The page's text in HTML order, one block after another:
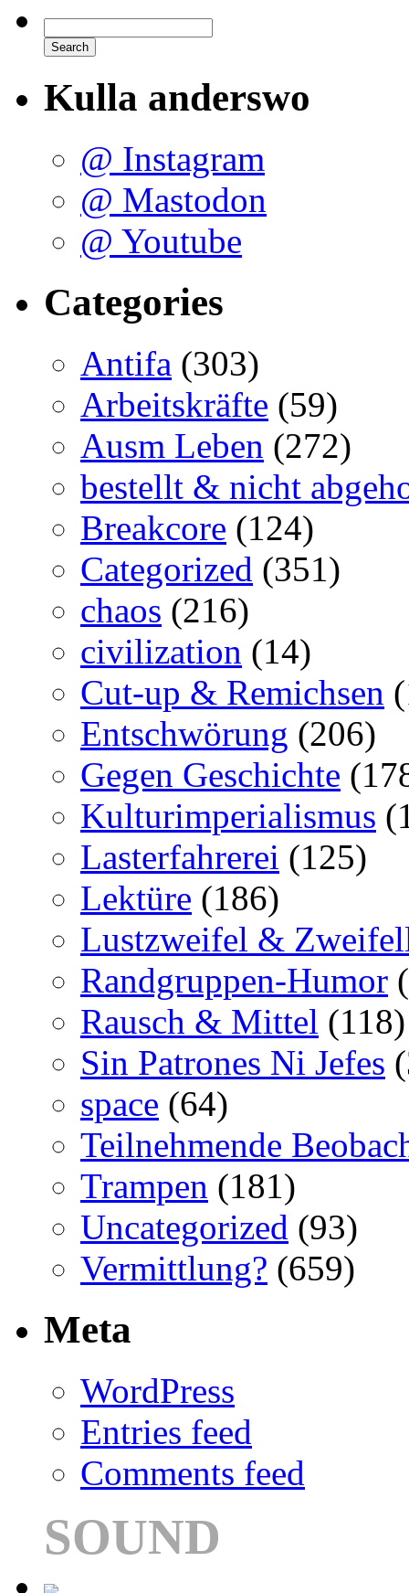
Kulla anderswo
@ Instagram
@ Mastodon
@ Youtube
Categories
Antifa (303)
Arbeitskräfte (59)
Ausm Leben (272)
bestellt & nicht
Breakcore (124)
Categorized (351)
chaos (216)
civilization (14)
Cut-up & Remichsen
Entschwörung (206)
Gegen Geschichte
Kulturimperialismus
Lasterfahrerei (125)
Lektüre (186)
Lustzweifel &
Randgruppen-Humor
Rausch & Mittel (118)
Sin Patrones Ni Jefes
space (64)
Teilnehmende
Trampen (181)
Uncategorized (93)
Vermittlung? (659)
Meta
WordPress
Entries feed
Comments feed
SOUND